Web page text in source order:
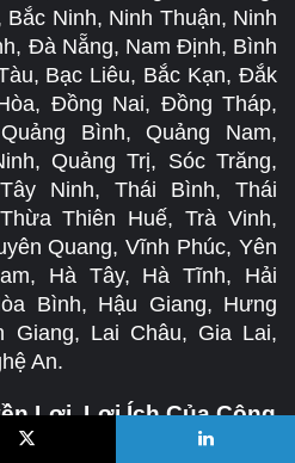
Bắc Ninh, Ninh Thuận, Ninh
Đà Nẵng, Nam Định, Bình
Bạc Liêu, Bắc Kạn, Đắk
Đồng Nai, Đồng Tháp,
Bình, Quảng Nam,
Quảng Trị, Sóc Trăng,
Ninh, Thái Bình, Thái
Thiên Huế, Trà Vinh,
Quang, Vĩnh Phúc, Yên
Hà Tây, Hà Tĩnh, Hải
Bình, Hậu Giang, Hưng
Giang, Lai Châu, Gia Lai,
An.
Lợi, Lợi Ích Của Cộng
Thực Của Bài Viết Tại